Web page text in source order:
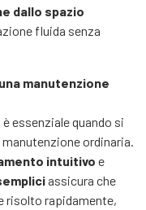
dallo spazio
fluida senza
manutenzione
essenziale quando si
ordinaria.
intuitivo e
assicura che
risolto rapidamente,